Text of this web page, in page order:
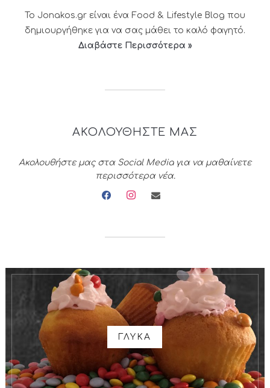
Το Jonakos.gr είναι ένα Food & Lifestyle Blog που
δημιουργήθηκε για να σας μάθει το καλό φαγητό.
Διαβάστε Περισσότερα »
ΑΚΟΛΟΥΘΗΣΤΕ ΜΑΣ
Ακολουθήστε μας στα Social Media για να μαθαίνετε
περισσότερα νέα.
facebookinstagramenvelope
ΓΛΥΚΑ